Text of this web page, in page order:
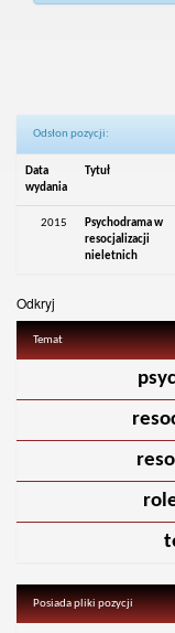
Odsłon pozycji:
Data
wydania
Tytuł
2015
Psychodrama w
resocjalizacji
nieletnich
Odkryj
Temat
Posiada pliki pozycji